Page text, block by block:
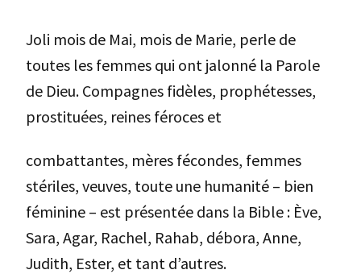
Joli mois de Mai, mois de Marie, perle de
toutes les femmes qui ont jalonné la Parole
de Dieu. Compagnes fidèles, prophétesses,
prostituées, reines féroces et
combattantes, mères fécondes, femmes
stériles, veuves, toute une humanité – bien
féminine – est présentée dans la Bible : Ève,
Sara, Agar, Rachel, Rahab, débora, Anne,
Judith, Ester, et tant d’autres.